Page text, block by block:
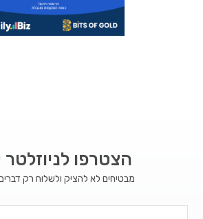
הצטרפו לניוזלטר
מבטיחים לא להציק ולשלוח רק דברים